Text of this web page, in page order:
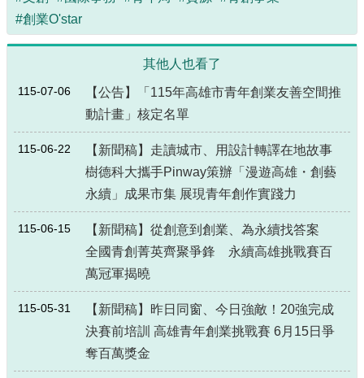
#創業O'star
其他人也看了
115-07-06
【公告】「115年高雄市青年創業友善空間推
動計畫」核定名單
115-06-22
【新聞稿】走讀城市、用設計轉譯在地故事
樹德科大攜手Pinway策辦「漫遊高雄・創藝
永續」成果市集 展現青年創作實踐力
115-06-15
【新聞稿】從創意到創業、為永續找答案
全國青創菁英齊聚爭鋒 永續高雄挑戰賽百
萬冠軍揭曉
115-05-31
【新聞稿】昨日同窗、今日強敵！20強完成
決賽前培訓 高雄青年創業挑戰賽 6月15日爭
奪百萬獎金